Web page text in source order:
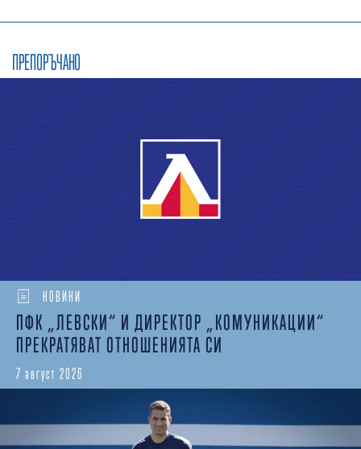
ПРЕПОРЪЧАНО
НОВИНИ
ПФК „ЛЕВСКИ“ И ДИРЕКТОР „КОМУНИКАЦИИ“
ПРЕКРАТЯВАТ ОТНОШЕНИЯТА СИ
7 август 2026